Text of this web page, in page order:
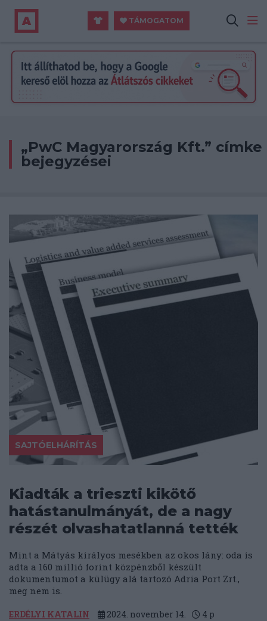
TÁMOGATOM
„PwC Magyarország Kft.” címke
bejegyzései
SAJTÓELHÁRÍTÁS
Kiadták a trieszti kikötő
hatástanulmányát, de a nagy
részét olvashatatlanná tették
Mint a Mátyás királyos mesékben az okos lány: oda is
adta a 160 millió forint közpénzből készült
dokumentumot a külügy alá tartozó Adria Port Zrt.,
meg nem is.
ERDÉLYI KATALIN 2024. november 14. 4 p